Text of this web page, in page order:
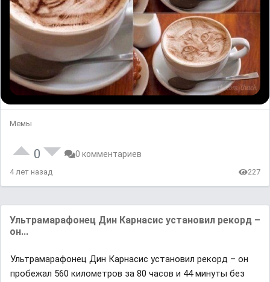
Мемы
0 0 комментариев
4 лет назад 227
Ультрамарафонец Дин Карнасис установил рекорд –
он...
Ультрамарафонец Дин Карнасис установил рекорд – он
пробежал 560 километров за 80 часов и 44 минуты без